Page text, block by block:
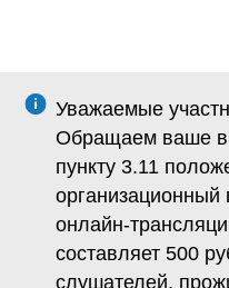
Уважаемые
Обращаем ваше
пункту 3.11
организационный
онлайн-
составляет 500
cлушателей,